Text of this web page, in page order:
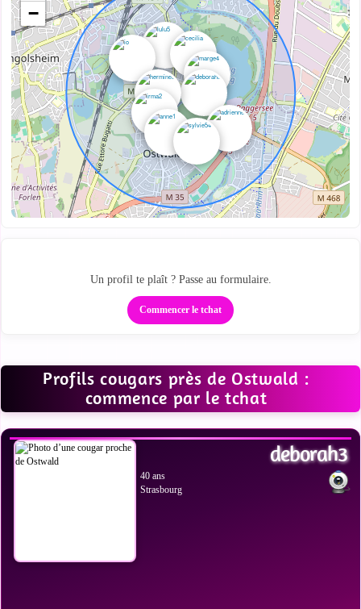
−
Un profil te plaît ? Passe au formulaire.
Commencer le tchat
Profils cougars près de Ostwald :
commence par le tchat
VOIR LES PHOTOS
deborah3
40 ans
Strasbourg